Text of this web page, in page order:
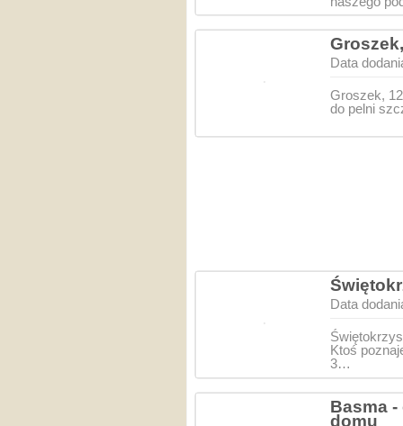
Data
Groszek,
do pelni
Data
Ktoś
3…
Basma
domu